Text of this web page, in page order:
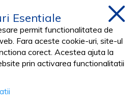
Esentiale
permit functionalitatea de
Fara aceste cookie-uri, site-ul
corect. Acestea ajuta la
prin activarea functionalitatii